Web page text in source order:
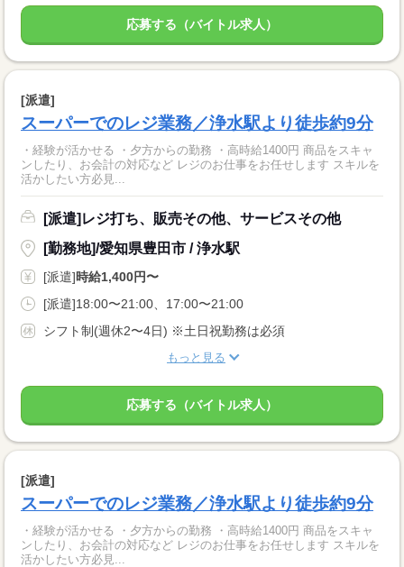
応募する（バイトル求人）
[派遣]
スーパーでのレジ業務／浄水駅より徒歩約9分
・経験が活かせる ・夕方からの勤務 ・高時給1400円 商品をスキャ
ンしたり、お会計の対応など レジのお仕事をお任せします スキルを
活かしたい方必見...
[派遣]レジ打ち、販売その他、サービスその他
[勤務地]/愛知県豊田市 / 浄水駅
[派遣]時給1,400円〜
[派遣]18:00〜21:00、17:00〜21:00
シフト制(週休2〜4日) ※土日祝勤務は必須
もっと見る
応募する（バイトル求人）
[派遣]
スーパーでのレジ業務／浄水駅より徒歩約9分
・経験が活かせる ・夕方からの勤務 ・高時給1400円 商品をスキャ
ンしたり、お会計の対応など レジのお仕事をお任せします スキルを
活かしたい方必見...